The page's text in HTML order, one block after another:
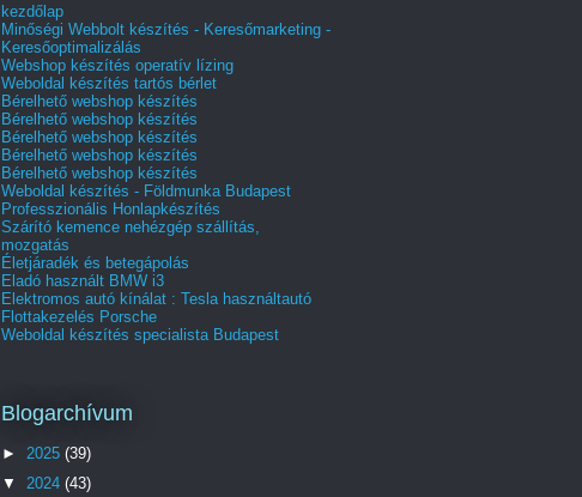
kezdőlap
Minőségi Webbolt készítés - Keresőmarketing -
Keresőoptimalizálás
Webshop készítés operatív lízing
Weboldal készítés tartós bérlet
Bérelhető webshop készítés
Bérelhető webshop készítés
Bérelhető webshop készítés
Bérelhető webshop készítés
Bérelhető webshop készítés
Weboldal készítés - Földmunka Budapest
Professzionális Honlapkészítés
Szárító kemence nehézgép szállítás,
mozgatás
Életjáradék és betegápolás
Eladó használt BMW i3
Elektromos autó kínálat : Tesla használtautó
Flottakezelés Porsche
Weboldal készítés specialista Budapest
Blogarchívum
► 2025 (39)
▼ 2024 (43)